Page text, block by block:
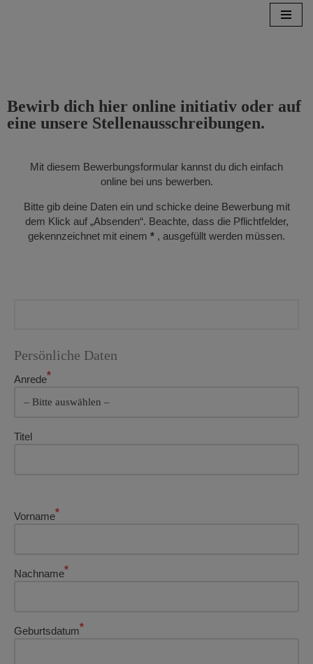
Bewirb dich hier online initiativ oder auf
eine unsere Stellenausschreibungen.
Mit diesem Bewerbungsformular kannst du dich einfach
online bei uns bewerben.
Bitte gib deine Daten ein und schicke deine Bewerbung mit
dem Klick auf „Absenden“. Beachte, dass die Pflichtfelder,
gekennzeichnet mit einem * , ausgefüllt werden müssen.
Persönliche Daten
Anrede*
Titel
Vorname*
Nachname*
Geburtsdatum*